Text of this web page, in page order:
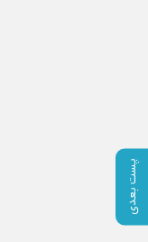
پست بعدی